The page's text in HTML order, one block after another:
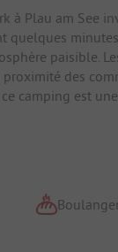
à Plau am See
quelques
paisible.
des
camping est